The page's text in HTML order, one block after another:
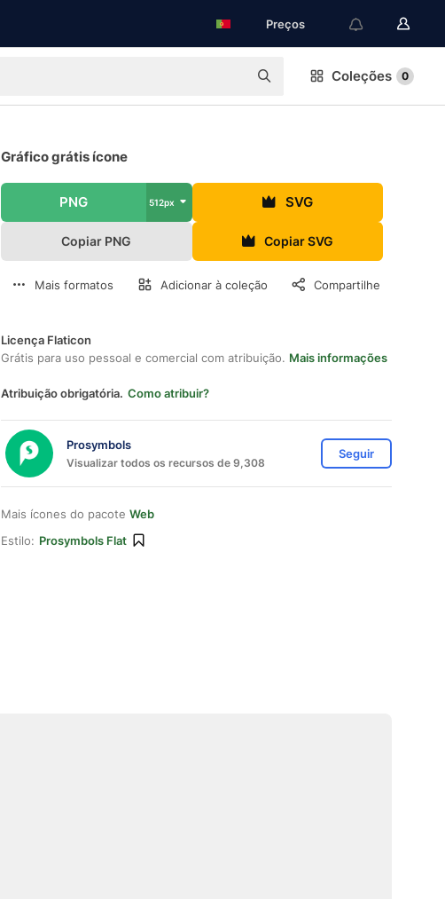
Preços
Coleções 0
Gráfico grátis ícone
PNG 512px SVG
Copiar PNG Copiar SVG
Mais formatos Adicionar à coleção Compartilhe
Licença Flaticon
Grátis para uso pessoal e comercial com atribuição. Mais informações
Atribuição obrigatória. Como atribuir?
Prosymbols
Visualizar todos os recursos de 9,308
Seguir
Mais ícones do pacote Web
Estilo: Prosymbols Flat